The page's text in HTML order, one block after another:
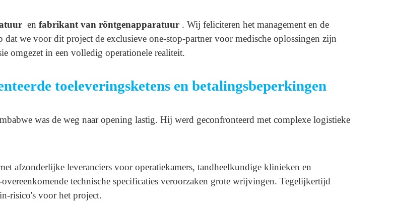
en fabrikant van röntgenapparatuur . Wij feliciteren het management en de
we voor dit project de exclusieve one-stop-partner voor medische oplossingen zijn
omgezet in een volledig operationele realiteit.
toeleveringsketens en betalingsbeperkingen
was de weg naar opening lastig. Hij werd geconfronteerd met complexe logistieke
afzonderlijke leveranciers voor operatiekamers, tandheelkundige klinieken en
technische specificaties veroorzaken grote wrijvingen. Tegelijkertijd
risico's voor het project.